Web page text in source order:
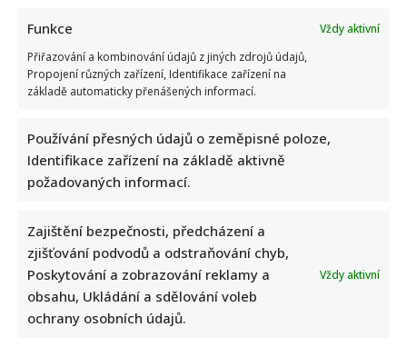
Funkce
Vždy aktivní
Přiřazování a kombinování údajů z jiných zdrojů údajů,
Propojení různých zařízení, Identifikace zařízení na
základě automaticky přenášených informací.
Používání přesných údajů o zeměpisné poloze,
Identifikace zařízení na základě aktivně
požadovaných informací.
Zajištění bezpečnosti, předcházení a
zjišťování podvodů a odstraňování chyb,
Poskytování a zobrazování reklamy a
obsahu, Ukládání a sdělování voleb
ochrany osobních údajů.
Vždy aktivní